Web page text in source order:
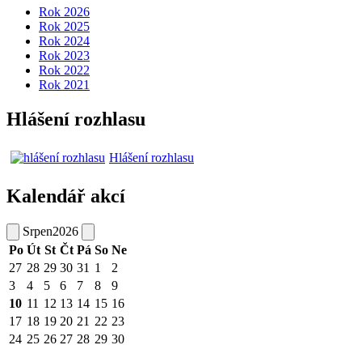
Rok 2026
Rok 2025
Rok 2024
Rok 2023
Rok 2022
Rok 2021
Hlášení rozhlasu
Hlášení rozhlasu
Kalendář akcí
Srpen2026
Po Út St Čt Pá So Ne
27 28 29 30 31 1
2
3
4 5 6 7 8
9
10 11 12 13 14 15 16
17 18 19 20 21 22 23
24 25 26 27 28 29 30